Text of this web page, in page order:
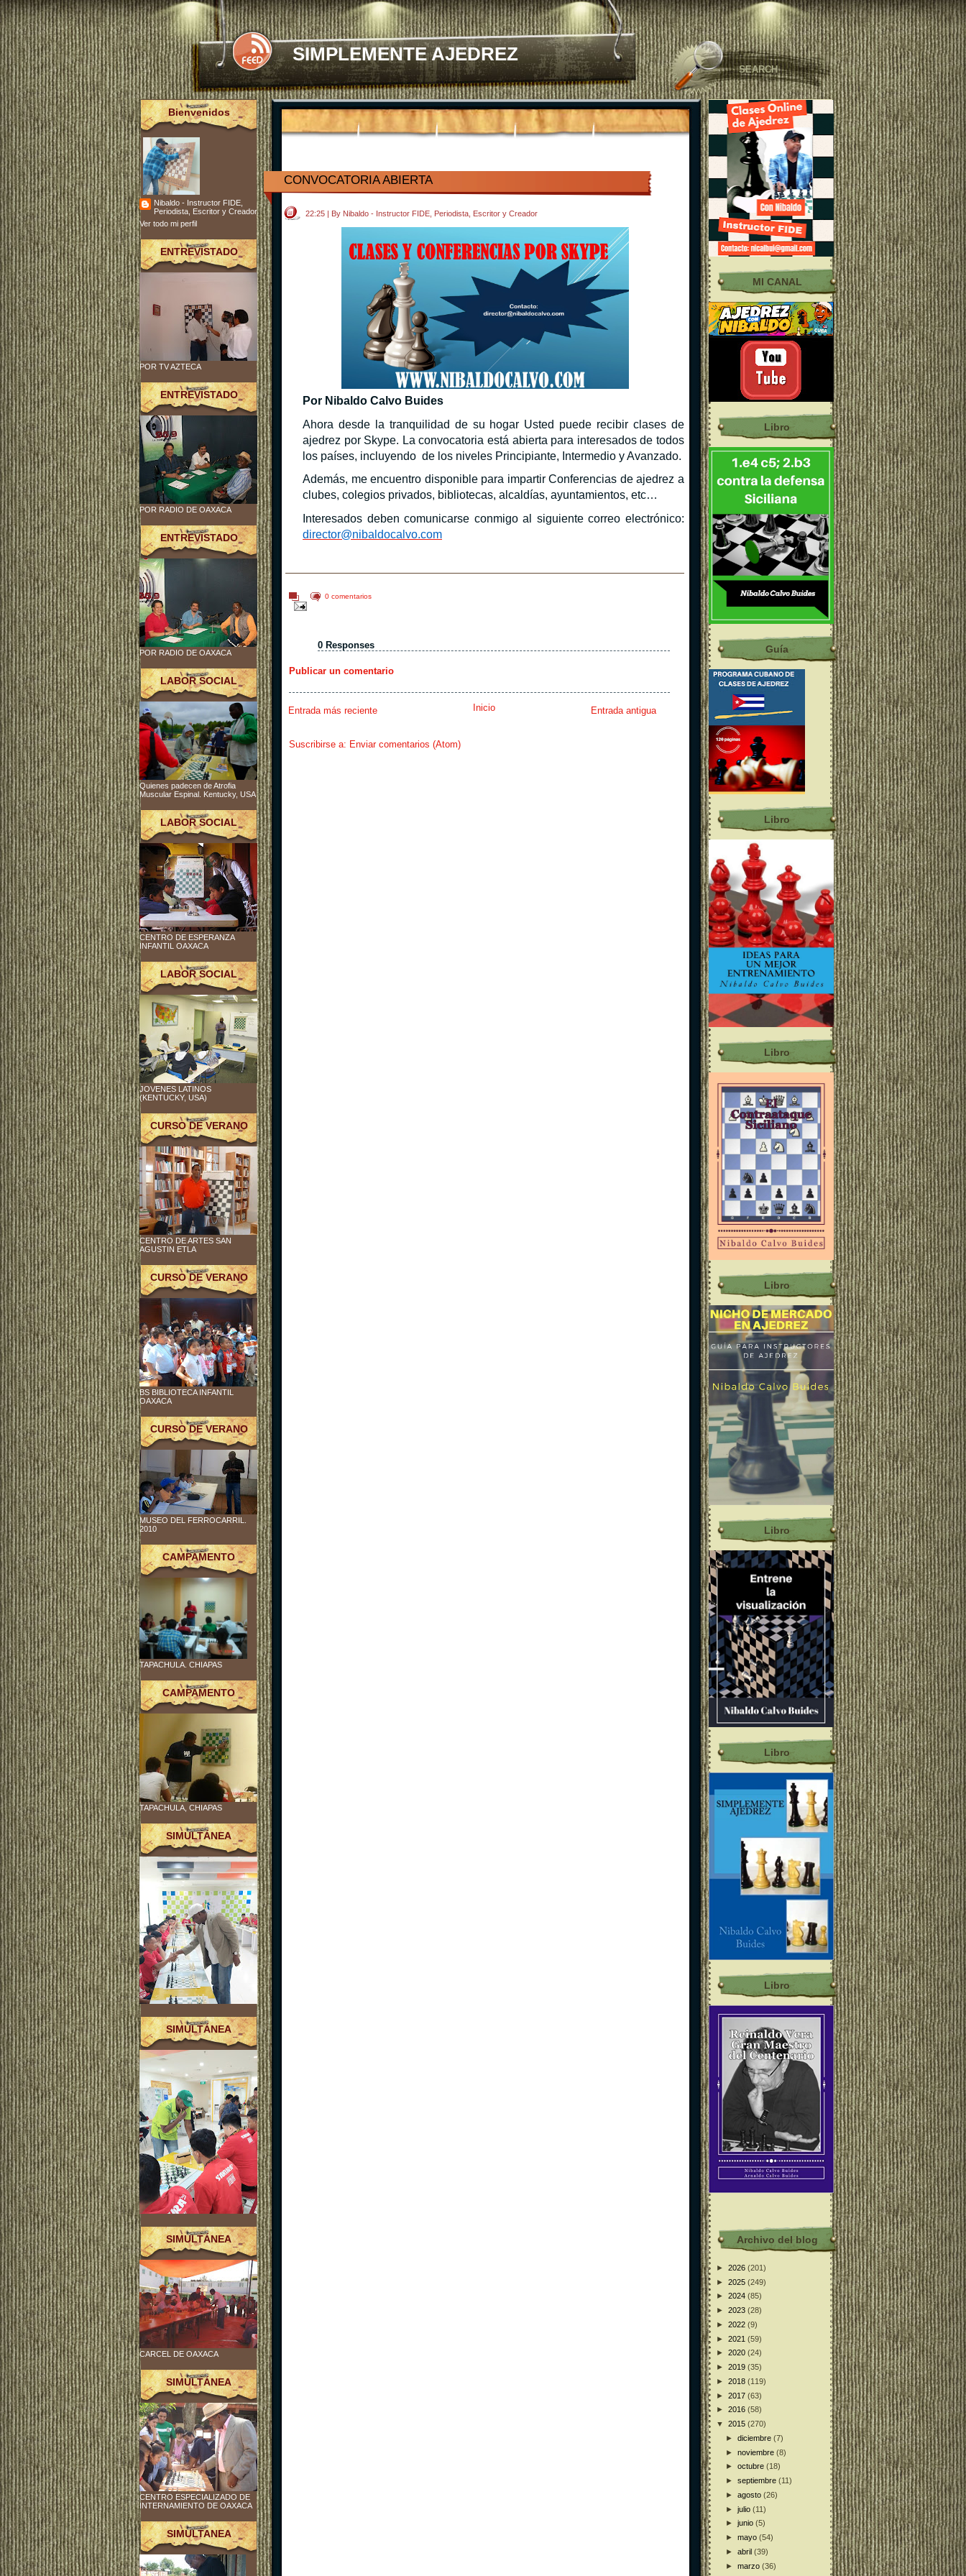
SIMPLEMENTE AJEDREZ
CONVOCATORIA ABIERTA
22:25 | By Nibaldo - Instructor FIDE, Periodista, Escritor y Creador
Por Nibaldo Calvo Buides
Ahora desde la tranquilidad de su hogar Usted puede recibir clases de
ajedrez por Skype. La convocatoria está abierta para interesados de todos
los países, incluyendo de los niveles Principiante, Intermedio y Avanzado.
Además, me encuentro disponible para impartir Conferencias de ajedrez a
clubes, colegios privados, bibliotecas, alcaldías, ayuntamientos, etc…
Interesados deben comunicarse conmigo al siguiente correo electrónico:
director@nibaldocalvo.com
0 comentarios
0 Responses
Publicar un comentario
Entrada más reciente Entrada antigua
Inicio
Suscribirse a: Enviar comentarios (Atom)
Bienvenidos
Nibaldo - Instructor FIDE,
Periodista, Escritor y Creador
Ver todo mi perfil
ENTREVISTADO
POR TV AZTECA
ENTREVISTADO
POR RADIO DE OAXACA
ENTREVISTADO
POR RADIO DE OAXACA
LABOR SOCIAL
Quienes padecen de Atrofia
Muscular Espinal. Kentucky, USA
LABOR SOCIAL
CENTRO DE ESPERANZA
INFANTIL OAXACA
LABOR SOCIAL
JOVENES LATINOS
(KENTUCKY, USA)
CURSO DE VERANO
CENTRO DE ARTES SAN
AGUSTIN ETLA
CURSO DE VERANO
BS BIBLIOTECA INFANTIL
OAXACA
CURSO DE VERANO
MUSEO DEL FERROCARRIL.
2010
CAMPAMENTO
TAPACHULA. CHIAPAS
CAMPAMENTO
TAPACHULA, CHIAPAS
SIMULTÁNEA
SIMULTÁNEA
SIMULTÁNEA
CARCEL DE OAXACA
SIMULTÁNEA
CENTRO ESPECIALIZADO DE
INTERNAMIENTO DE OAXACA
SIMULTANEA
MI CANAL
Libro
Guía
Libro
Libro
Libro
Libro
Libro
Libro
Archivo del blog
► 2026 (201)
► 2025 (249)
► 2024 (85)
► 2023 (28)
► 2022 (9)
► 2021 (59)
► 2020 (24)
► 2019 (35)
► 2018 (119)
► 2017 (63)
► 2016 (58)
▼ 2015 (270)
►diciembre(7)
►noviembre(8)
►octubre(18)
►septiembre(11)
►agosto(26)
►julio(11)
►junio(5)
►mayo(54)
►abril(39)
►marzo(36)